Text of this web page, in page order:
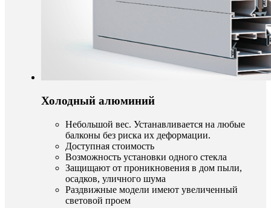
Холодный алюминий
Небольшой вес. Устанавливается на любые
балконы без риска их деформации.
Доступная стоимость
Возможность установки одного стекла
Защищают от проникновения в дом пыли,
осадков, уличного шума
Раздвижные модели имеют увеличенный
световой проем